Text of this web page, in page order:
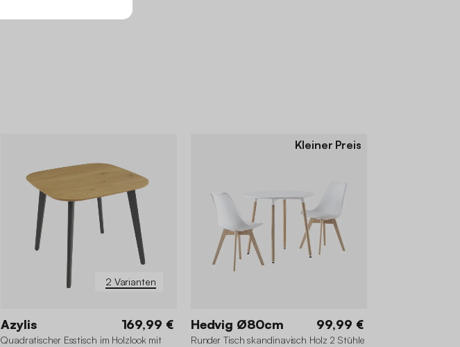
2 Varianten
Azylis 169,99 €
Quadratischer Esstisch im Holzlook mit
Kleiner Preis
Hedvig Ø80cm 99,99 €
Runder Tisch skandinavisch Holz 2 Stühle